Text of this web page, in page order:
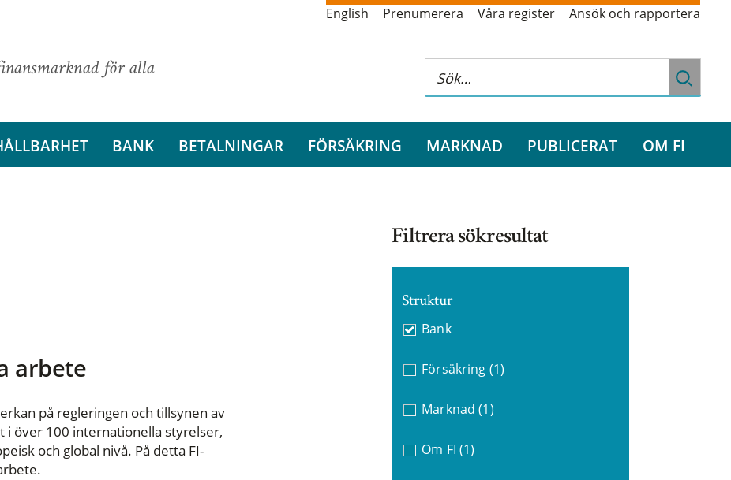
för alla
English Prenumerera Våra register Ansök och rapportera
BANK BETALNINGAR FÖRSÄKRING MARKNAD PUBLICERAT OM FI
arbete
på regleringen och tillsynen av
i över 100 internationella styrelser,
och global nivå. På detta FI-
Filtrera sökresultat
Struktur
Bank
Försäkring (1)
Marknad (1)
Om FI (1)